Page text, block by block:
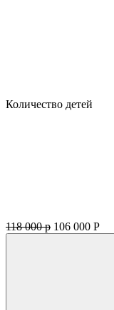
Количество детей
118 000 р 106 000 Р